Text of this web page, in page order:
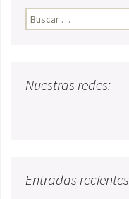
Buscar:
Nuestras redes:
Entradas recientes